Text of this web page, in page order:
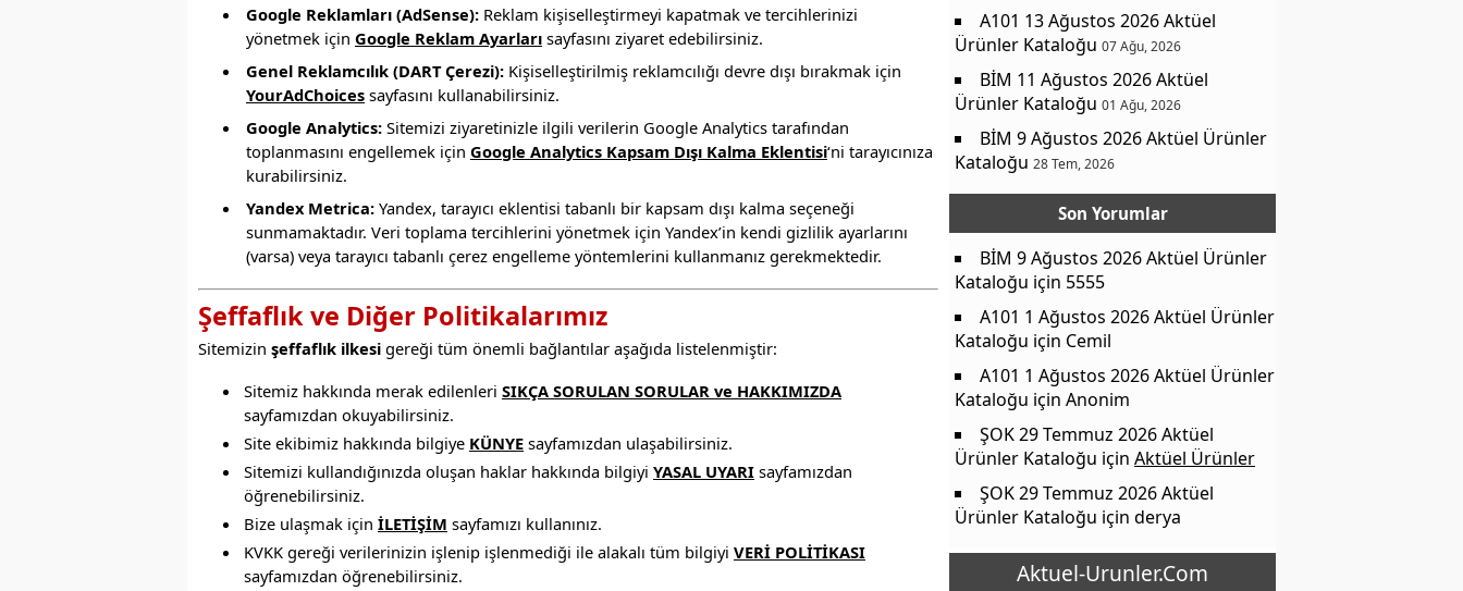
Google Reklamları (AdSense): Reklam kişiselleştirmeyi kapatmak ve tercihlerinizi
yönetmek için Google Reklam Ayarları sayfasını ziyaret edebilirsiniz.
Genel Reklamcılık (DART Çerezi): Kişiselleştirilmiş reklamcılığı devre dışı bırakmak için
YourAdChoices sayfasını kullanabilirsiniz.
Google Analytics: Sitemizi ziyaretinizle ilgili verilerin Google Analytics tarafından
toplanmasını engellemek için Google Analytics Kapsam Dışı Kalma Eklentisi‘ni tarayıcınıza
kurabilirsiniz.
Yandex Metrica: Yandex, tarayıcı eklentisi tabanlı bir kapsam dışı kalma seçeneği
sunmamaktadır. Veri toplama tercihlerini yönetmek için Yandex’in kendi gizlilik ayarlarını
(varsa) veya tarayıcı tabanlı çerez engelleme yöntemlerini kullanmanız gerekmektedir.
Şeffaflık ve Diğer Politikalarımız
Sitemizin şeffaflık ilkesi gereği tüm önemli bağlantılar aşağıda listelenmiştir:
Sitemiz hakkında merak edilenleri SIKÇA SORULAN SORULAR ve HAKKIMIZDA
sayfamızdan okuyabilirsiniz.
Site ekibimiz hakkında bilgiye KÜNYE sayfamızdan ulaşabilirsiniz.
Sitemizi kullandığınızda oluşan haklar hakkında bilgiyi YASAL UYARI sayfamızdan
öğrenebilirsiniz.
Bize ulaşmak için İLETİŞİM sayfamızı kullanınız.
KVKK gereği verilerinizin işlenip işlenmediği ile alakalı tüm bilgiyi VERİ POLİTİKASI
sayfamızdan öğrenebilirsiniz.
A101 13 Ağustos 2026 Aktüel
Ürünler Kataloğu 07 Ağu, 2026
BİM 11 Ağustos 2026 Aktüel
Ürünler Kataloğu 01 Ağu, 2026
BİM 9 Ağustos 2026 Aktüel Ürünler
Kataloğu 28 Tem, 2026
Son Yorumlar
BİM 9 Ağustos 2026 Aktüel Ürünler
Kataloğu için 5555
A101 1 Ağustos 2026 Aktüel Ürünler
Kataloğu için Cemil
A101 1 Ağustos 2026 Aktüel Ürünler
Kataloğu için Anonim
ŞOK 29 Temmuz 2026 Aktüel
Ürünler Kataloğu için Aktüel Ürünler
ŞOK 29 Temmuz 2026 Aktüel
Ürünler Kataloğu için derya
Aktuel-Urunler.Com